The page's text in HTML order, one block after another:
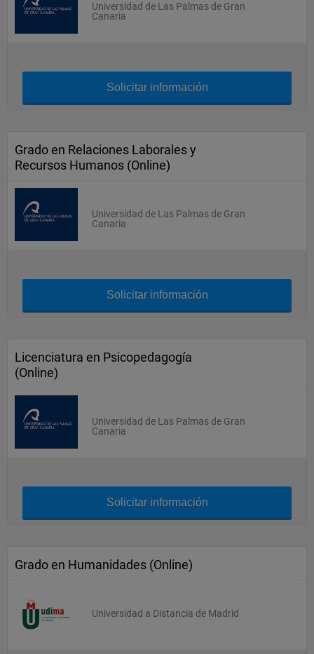
Universidad de Las Palmas de Gran
Canaria
Solicitar información
Grado en Relaciones Laborales y
Recursos Humanos (Online)
Universidad de Las Palmas de Gran
Canaria
Solicitar información
Licenciatura en Psicopedagogía
(Online)
Universidad de Las Palmas de Gran
Canaria
Solicitar información
Grado en Humanidades (Online)
Universidad a Distancia de Madrid